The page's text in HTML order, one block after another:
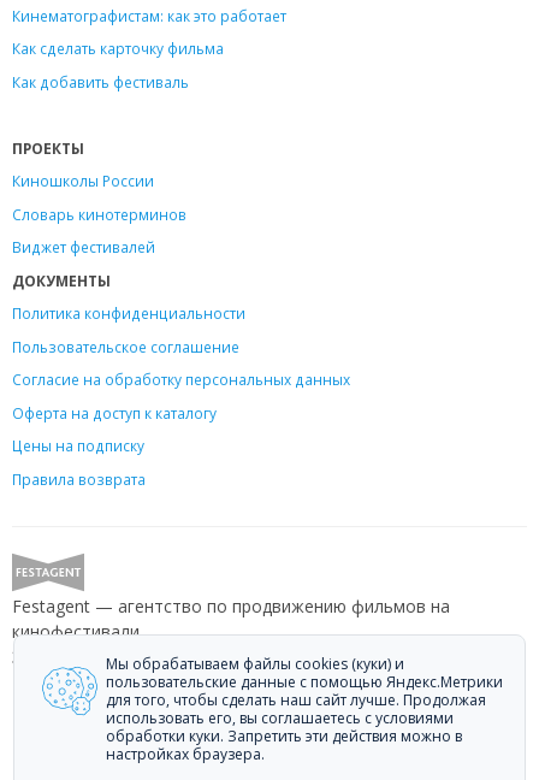
Кинематографистам: как это работает
Как сделать карточку фильма
Как добавить фестиваль
ПРОЕКТЫ
Киношколы России
Словарь кинотерминов
Виджет фестивалей
ДОКУМЕНТЫ
Политика конфиденциальности
Пользовательское соглашение
Согласие на обработку персональных данных
Оферта на доступ к каталогу
Цены на подписку
Правила возврата
Festagent — агентство по продвижению фильмов на
кинофестивали.
Звоните +7 (499) 113-78-80 или пишитеhello@festagent.com
© 2010—2026 Festagent. Использование материалов сайта
«Festagent.com» разрешено только при наличии активной ссылки на
источник.
Персональные данные, опубликованные на сайте, размещены с
Мы обрабатываем файлы cookies (куки) и
пользовательские данные с помощью Яндекс.Метрики
для того, чтобы сделать наш сайт лучше. Продолжая
использовать его, вы соглашаетесь с условиями
обработки куки. Запретить эти действия можно в
настройках браузера.